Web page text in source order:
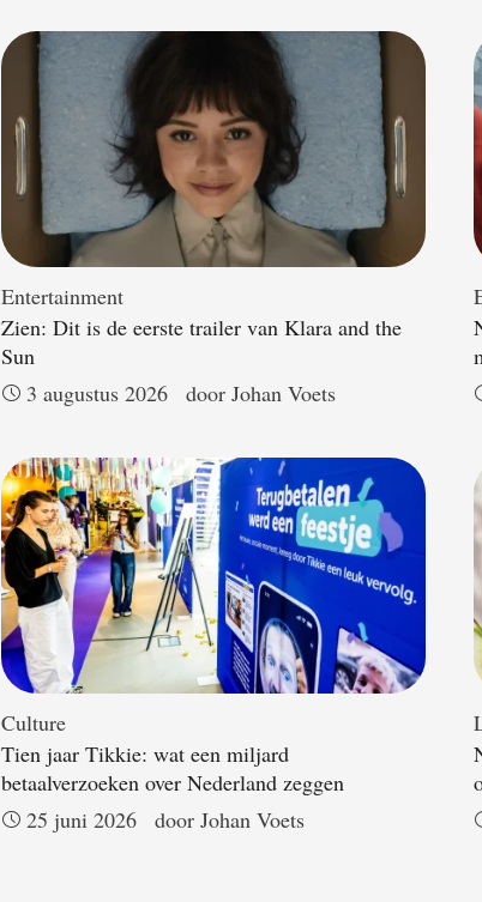
Entertainment
Zien: Dit is de eerste trailer van Klara and the
Sun
3 augustus 2026
door Johan Voets
Culture
Tien jaar Tikkie: wat een miljard
betaalverzoeken over Nederland zeggen
25 juni 2026
door Johan Voets